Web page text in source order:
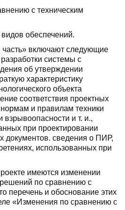
с техническим
видов обеспече­ний.
включают сле­дующие
системы с
об утверждении
характеристику
объекта
соответствия проектных
и правилам техники
взрывоопасности и т. и.,
при проектировании
документов. сведения о ПИР,
использованных при
имеются измене­нии
по срав­нению с
перечень и обоснование этих
«Изменения по сравнению с